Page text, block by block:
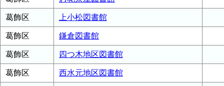
葛飾区 上小松図書館
葛飾区 鎌倉図書館
葛飾区 四つ木地区図書館
葛飾区 西水元地区図書館